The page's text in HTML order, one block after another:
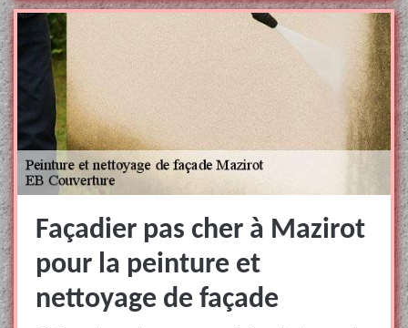
Façadier pas cher à Mazirot
pour la peinture et
nettoyage de façade